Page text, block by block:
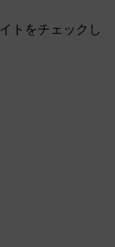
トをチェックし